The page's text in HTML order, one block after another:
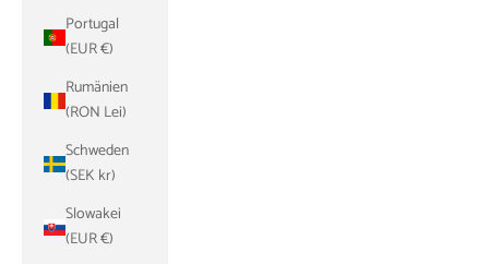
Portugal
(EUR €)
Rumänien
(RON Lei)
Schweden
(SEK kr)
Slowakei
(EUR €)